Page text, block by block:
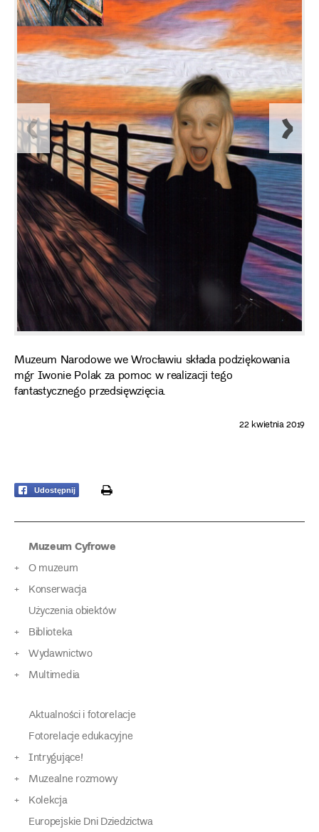
Muzeum Narodowe we Wrocławiu składa podziękowania
mgr Iwonie Polak za pomoc w realizacji tego
fantastycznego przedsięwzięcia.
22 kwietnia 2019
Udostępnij print
Muzeum Cyfrowe
O muzeum
Konserwacja
Użyczenia obiektów
Biblioteka
Wydawnictwo
Multimedia
Aktualności i fotorelacje
Fotorelacje edukacyjne
Intrygujące!
Muzealne rozmowy
Kolekcja
Europejskie Dni Dziedzictwa